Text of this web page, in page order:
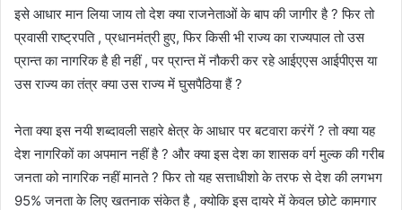
इसे आधार मान लिया जाय तो देश क्या राजनेताओं के बाप की जागीर है ? फिर तो
प्रवासी राष्ट्रपति , प्रधानमंत्री हुए, फिर किसी भी राज्य का राज्यपाल तो उस
प्रान्त का नागरिक है ही नहीं , पर प्रान्त में नौकरी कर रहे आईएएस आईपीएस या
उस राज्य का तंत्र क्या उस राज्य में घुसपैठिया हैं ?
नेता क्या इस नयी शब्दावली सहारे क्षेत्र के आधार पर बटवारा करंगें ? तो क्या यह
देश नागरिकों का अपमान नहीं है ? और क्या इस देश का शासक वर्ग मुल्क की गरीब
जनता को नागरिक नहीं मानते ? फिर तो यह सत्ताधीशो के तरफ से देश की लगभग
95% जनता के लिए खतनाक संकेत है , क्योकि इस दायरे में केवल छोटे कामगार